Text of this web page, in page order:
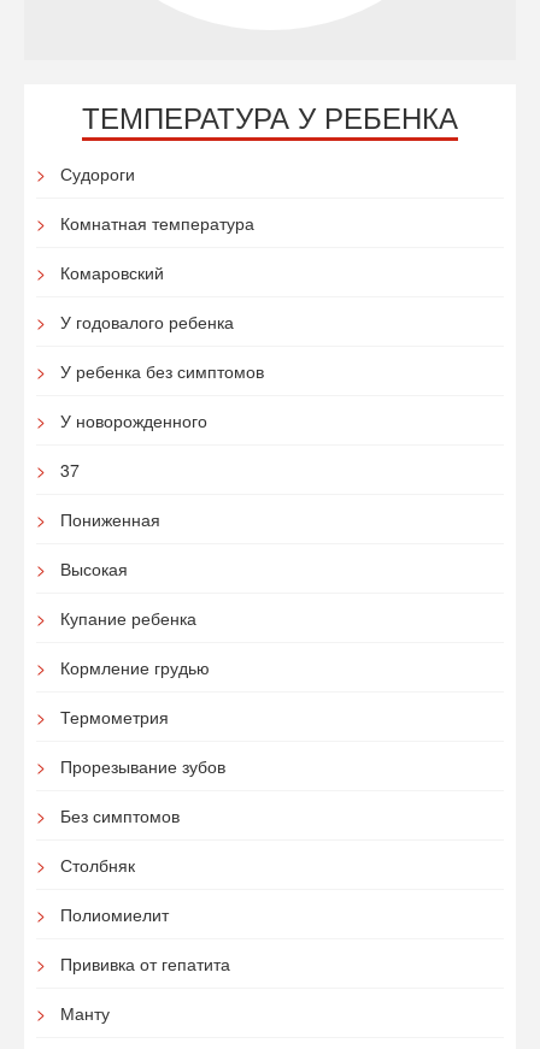
ТЕМПЕРАТУРА У РЕБЕНКА
Судороги
Комнатная температура
Комаровский
У годовалого ребенка
У ребенка без симптомов
У новорожденного
37
Пониженная
Высокая
Купание ребенка
Кормление грудью
Термометрия
Прорезывание зубов
Без симптомов
Столбняк
Полиомиелит
Прививка от гепатита
Манту